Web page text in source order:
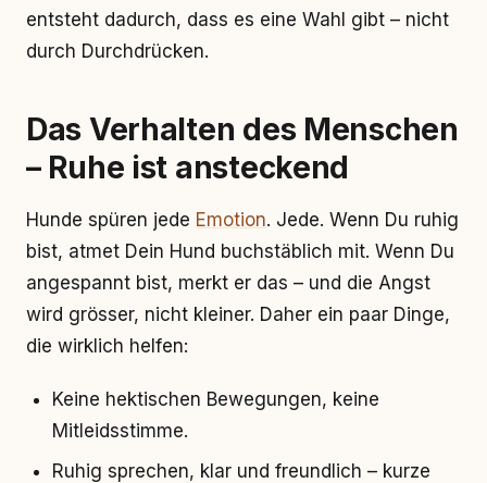
entsteht dadurch, dass es eine Wahl gibt – nicht
durch Durchdrücken.
Das Verhalten des Menschen
– Ruhe ist ansteckend
Hunde spüren jede Emotion. Jede. Wenn Du ruhig
bist, atmet Dein Hund buchstäblich mit. Wenn Du
angespannt bist, merkt er das – und die Angst
wird grösser, nicht kleiner. Daher ein paar Dinge,
die wirklich helfen:
Keine hektischen Bewegungen, keine
Mitleidsstimme.
Ruhig sprechen, klar und freundlich – kurze